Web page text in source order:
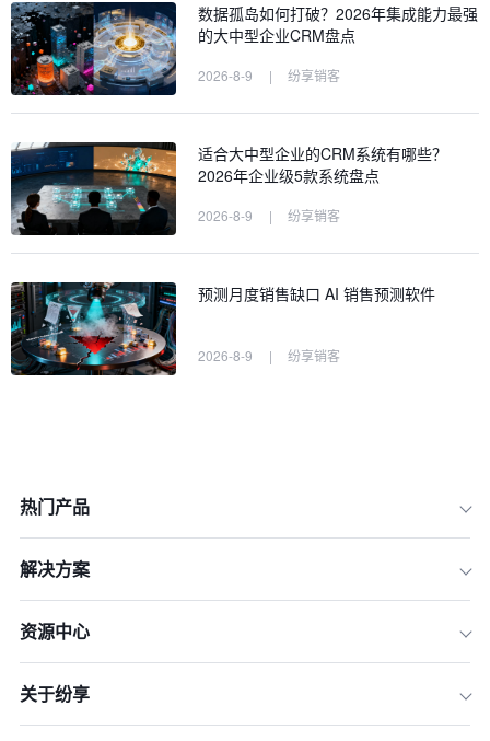
四、评估风险和不确定性
数据孤岛如何打破？2026年集成能力最强
的大中型企业CRM盘点
2026-8-9 | 纷享销客
适合大中型企业的CRM系统有哪些？
2026年企业级5款系统盘点
2026-8-9 | 纷享销客
预测月度销售缺口 AI 销售预测软件
2026-8-9 | 纷享销客
热门产品
解决方案
资源中心
关于纷享